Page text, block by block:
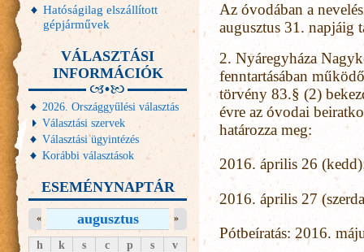
Az óvodában a
augusztus 31. napjáig
2. Nyáregyháza
fenntartásában
törvény 83.§ (2)
évre az óvodai
határozza meg:
2016. április 26
2016. április 27
Pótbeíratás: 2016.
Hatóságilag elszállított
gépjárművek
VÁLASZTÁSI
INFORMÁCIÓK
2026. Országgyűlési választás
Választási szervek
Választási ügyintézés
Korábbi választások
ESEMÉNYNAPTÁR
augusztus
« »
h k s c p s
v